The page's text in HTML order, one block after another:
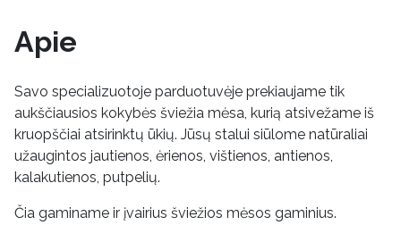
Apie
Savo specializuotoje parduotuvėje prekiaujame tik
aukščiausios kokybės šviežia mėsa, kurią atsivežame iš
kruopščiai atsirinktų ūkių. Jūsų stalui siūlome natūraliai
užaugintos jautienos, ėrienos, vištienos, antienos,
kalakutienos, putpelių.
Čia gaminame ir įvairius šviežios mėsos gaminius.